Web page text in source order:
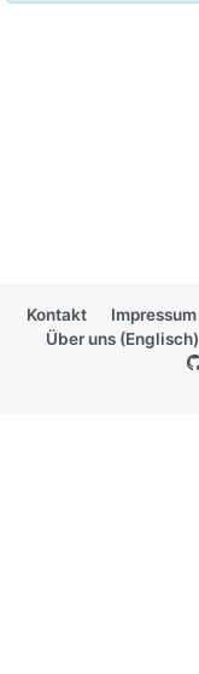
Kontakt Impressum
Über uns (Englisch)